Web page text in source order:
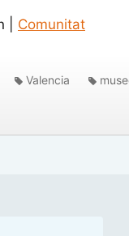
| Comunitat
Valencia